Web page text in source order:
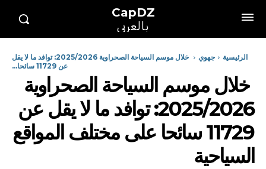
CapDZ
بالعربي
الرئيسية جهوي
خلال موسم السياحة الصحراوية 2025/2026: توافد ما لا يقل
عن 11729 سائحا...
خلال موسم السياحة الصحراوية
2025/2026: توافد ما لا يقل عن
11729 سائحا على مختلف المواقع
السياحية